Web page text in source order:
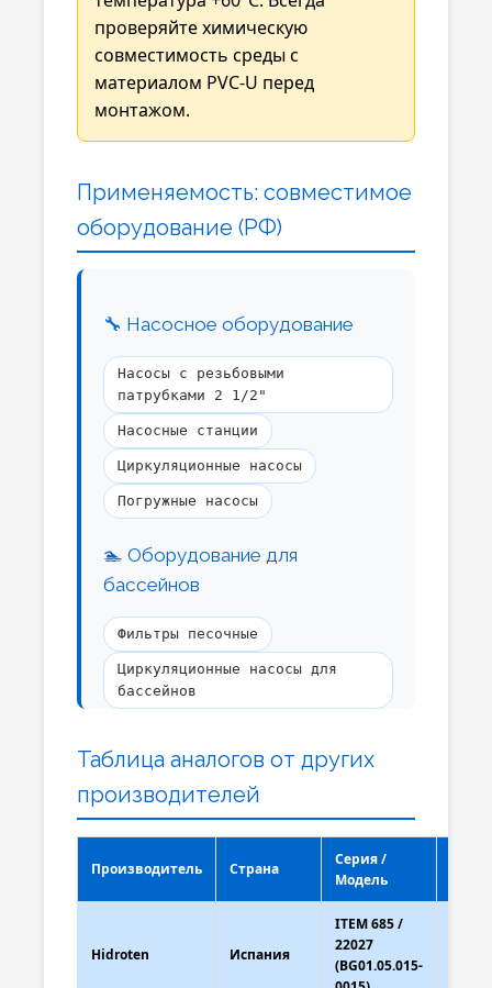
проверяйте химическую
совместимость среды с
материалом PVC-U перед
монтажом.
Применяемость: совместимое
оборудование (РФ)
🔧 Насосное оборудование
Насосы с резьбовыми
патрубками 2 1/2"
Насосные станции
Циркуляционные насосы
Погружные насосы
🏊 Оборудование для
бассейнов
Фильтры песочные
Циркуляционные насосы для
бассейнов
💧 Водоподготовка и
водоочистка
Таблица аналогов от других
производителей
Производитель Страна
Серия /
Модель
Hidroten Испания
ITEM 685 /
22027
(BG01.05.015-